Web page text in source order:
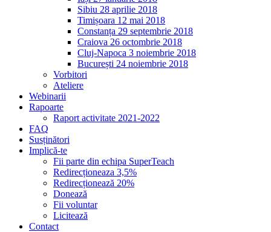
Sibiu 28 aprilie 2018
Timișoara 12 mai 2018
Constanța 29 septembrie 2018
Craiova 26 octombrie 2018
Cluj-Napoca 3 noiembrie 2018
București 24 noiembrie 2018
Vorbitori
Ateliere
Webinarii
Rapoarte
Raport activitate 2021-2022
FAQ
Susținători
Implică-te
Fii parte din echipa SuperTeach
Redirecționeaza 3,5%
Redirecționează 20%
Donează
Fii voluntar
Licitează
Contact